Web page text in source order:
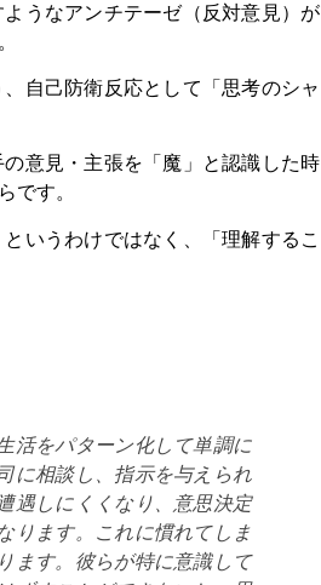
うなアンチテーゼ（反対意見）が
自己防衛反応として「思考のシャ
意見・主張を「魔」と認識した時
です。
いうわけではなく、「理解するこ
活をパターン化して単調に
に相談し、指示を与えられ
遇しにくくなり、意思決定
ります。これに慣れてしま
ます。彼らが特に意識して